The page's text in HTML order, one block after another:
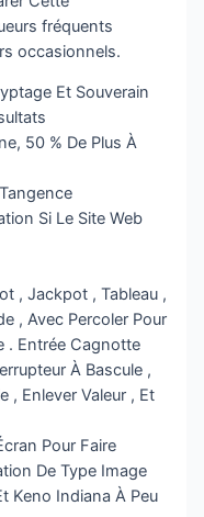
fréquents
occasionnels.
Et Souverain
50 % De Plus À
Si Le Site Web
, Jackpot , Tableau ,
, Avec Percoler Pour
. Entrée Cagnotte
À Bascule ,
, Enlever Valeur , Et
Pour Faire
De Type Image
Keno Indiana À Peu